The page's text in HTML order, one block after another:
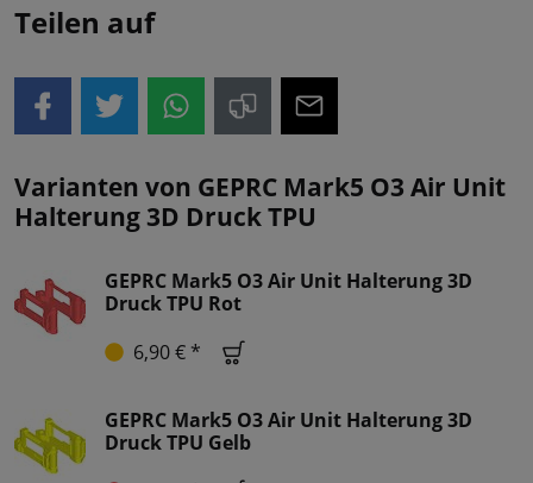
Teilen auf
Varianten von GEPRC Mark5 O3 Air Unit
Halterung 3D Druck TPU
GEPRC Mark5 O3 Air Unit Halterung 3D
Druck TPU Rot
6,90 € *
GEPRC Mark5 O3 Air Unit Halterung 3D
Druck TPU Gelb